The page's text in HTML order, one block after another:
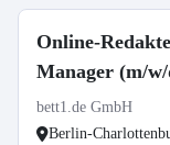
Online-
Manager (m/
bett1.de GmbH
Berlin-